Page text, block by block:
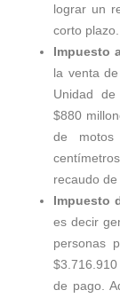
lograr un
corto plazo.
Impuesto
la venta
Unidad
$880
de
recaudo
Impuesto
es decir
personas
de pago.